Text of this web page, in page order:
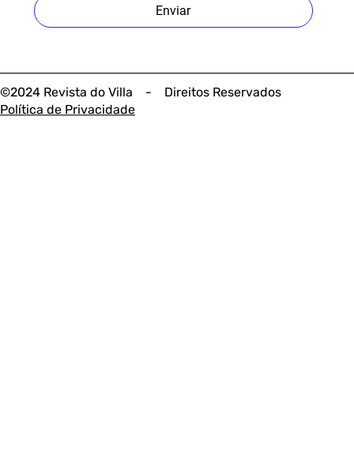
©2024 Revista do Villa - Direitos Reservados
Política de Privacidade
Enviar